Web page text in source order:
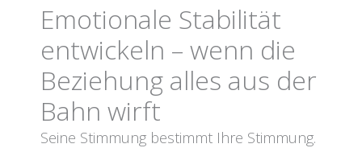
Emotionale Stabilität
entwickeln – wenn die
Beziehung alles aus der
Bahn wirft
Seine Stimmung bestimmt Ihre Stimmung.